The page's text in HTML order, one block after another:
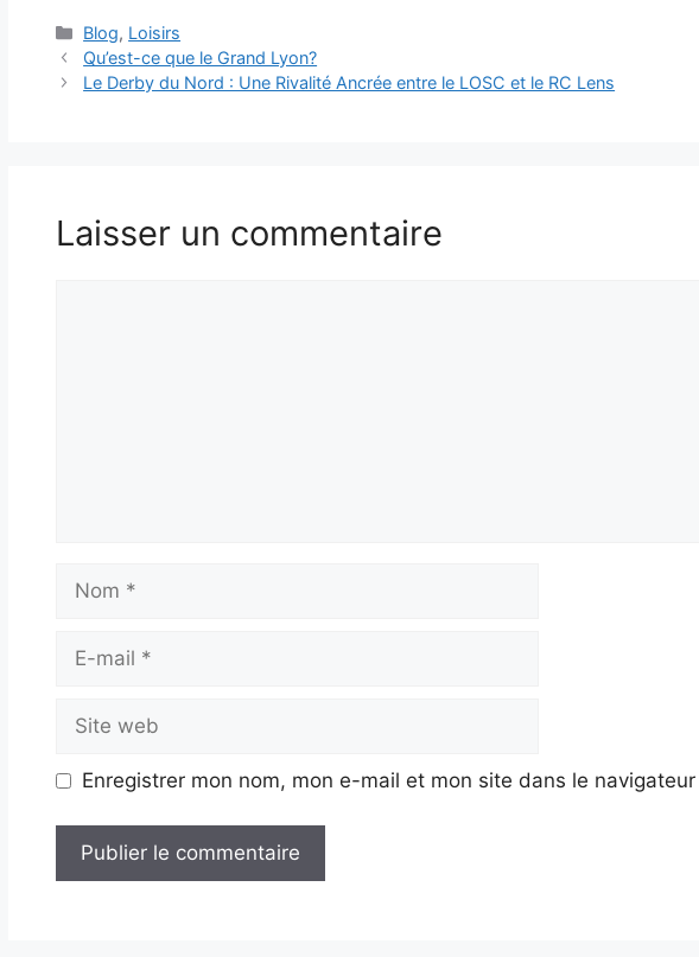
Catégories
Blog, Loisirs
Qu’est-ce que le Grand Lyon?
Le Derby du Nord : Une Rivalité Ancrée entre le LOSC et le RC Lens
Laisser un commentaire
mail
web
Enregistrer mon nom, mon e-mail et mon site dans le